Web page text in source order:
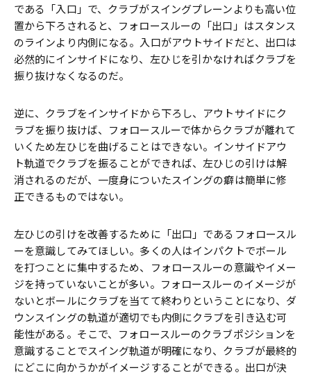
である「入口」で、クラブがスイングプレーンよりも高い位
置から下ろされると、フォロースルーの「出口」はスタンス
のラインより内側になる。入口がアウトサイドだと、出口は
必然的にインサイドになり、左ひじを引かなければクラブを
振り抜けなくなるのだ。
逆に、クラブをインサイドから下ろし、アウトサイドにク
ラブを振り抜けば、フォロースルーで体からクラブが離れて
いくため左ひじを曲げることはできない。インサイドアウ
ト軌道でクラブを振ることができれば、左ひじの引けは解
消されるのだが、一度身についたスイングの癖は簡単に修
正できるものではない。
左ひじの引けを改善するために「出口」であるフォロースル
ーを意識してみてほしい。多くの人はインパクトでボール
を打つことに集中するため、フォロースルーの意識やイメー
ジを持っていないことが多い。フォロースルーのイメージが
ないとボールにクラブを当てて終わりということになり、ダ
ウンスイングの軌道が適切でも内側にクラブを引き込む可
能性がある。そこで、フォロースルーのクラブポジションを
意識することでスイング軌道が明確になり、クラブが最終的
にどこに向かうかがイメージすることができる。出口が決